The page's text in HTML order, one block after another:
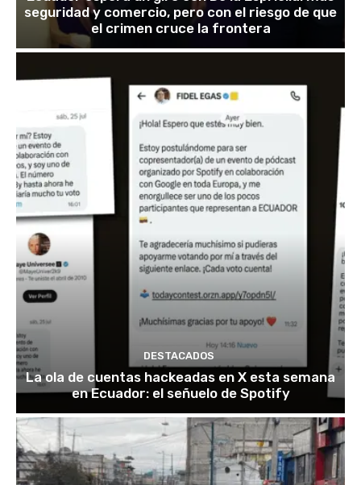
seguridad y comercio, pero con el riesgo de que
el crimen cruce la frontera
DESTACADOS
La ola de cuentas hackeadas en X esta semana
en Ecuador: el señuelo de Spotify